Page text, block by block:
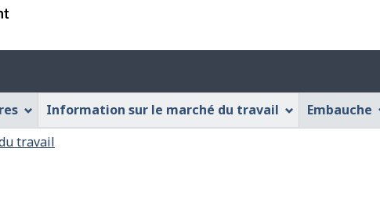
de
cette
application
HTML
simplifiée
des
paramètres
Information sur le marché du travail Embauche
travail